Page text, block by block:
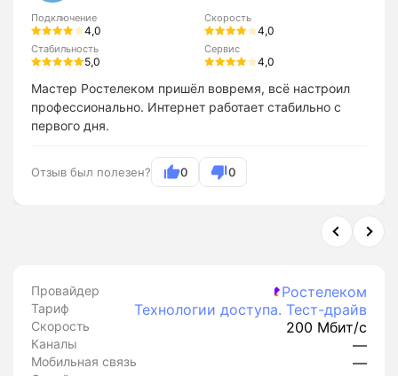
Подключение
4,0
Скорость
4,0
Стабильность
5,0
Сервис
4,0
Мастер Ростелеком пришёл вовремя, всё настроил
профессионально. Интернет работает стабильно с
первого дня.
Отзыв был полезен? 0 0
Провайдер Ростелеком
Тариф Технологии доступа. Тест-драйв
Скорость 200 Мбит/с
Каналы —
Мобильная связь —